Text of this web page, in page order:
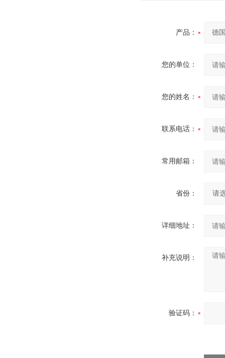
产品：
您的单位：
您的姓名：
联系电话：
常用邮箱：
省份：
详细地址：
补充说明：
验证码：